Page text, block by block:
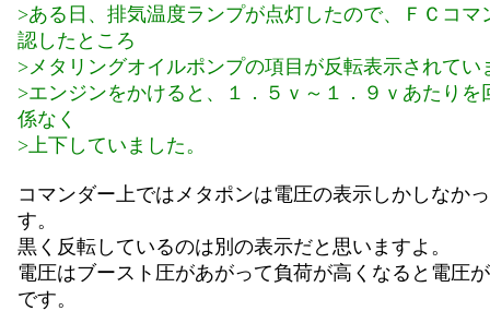
>ある日、排気温度ランプが点灯したので、ＦＣコマ
認したところ
>メタリングオイルポンプの項目が反転表示されてい
>エンジンをかけると、１．５ｖ～１．９ｖあたりを
係なく
>上下していました。
コマンダー上ではメタポンは電圧の表示しかしなか
す。
黒く反転しているのは別の表示だと思いますよ。
電圧はブースト圧があがって負荷が高くなると電圧
です。